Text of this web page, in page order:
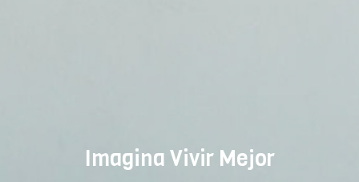
Imagina Vivir Mejor